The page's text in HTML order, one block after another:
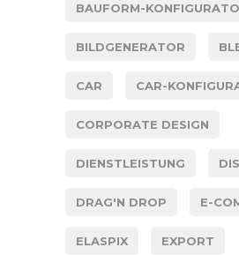
BAUFORM-
BILDGENERATOR
CAR CAR-
CORPORATE DESIGN
DIENSTLEISTUNG
DRAG'N DROP E-
ELASPIX EXPORT